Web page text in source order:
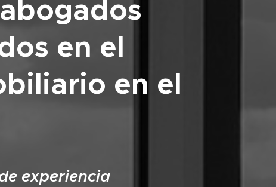
en el
en el
experiencia